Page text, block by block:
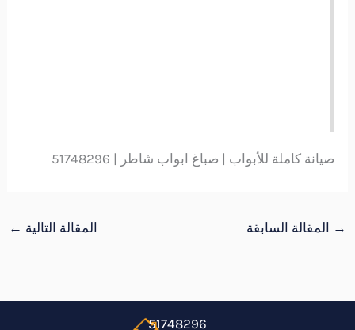
صيانة كاملة للأبواب | صباغ ابواب شاطر | 51748296
→ المقالة السابقة المقالة التالية ←
51748296